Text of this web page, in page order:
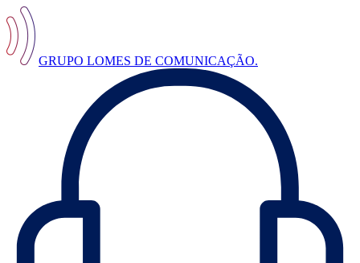
GRUPO LOMES DE COMUNICAÇÃO.